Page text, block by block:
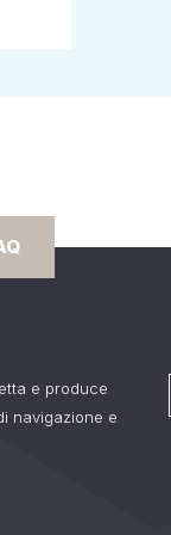
e produce
navigazione e